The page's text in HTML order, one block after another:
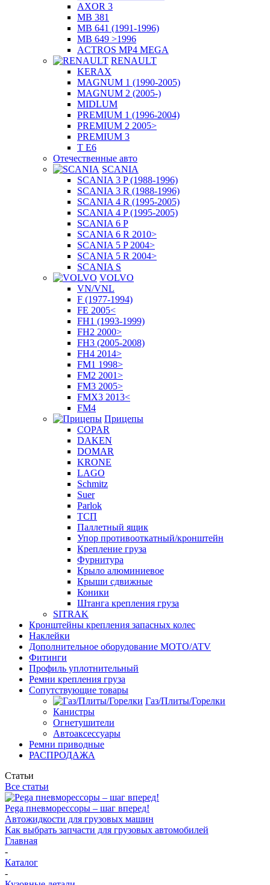
AXOR 3
MB 381
MB 641 (1991-1996)
MB 649 >1996
ACTROS MP4 MEGA
RENAULT
KERAX
MAGNUM 1 (1990-2005)
MAGNUM 2 (2005-)
MIDLUM
PREMIUM 1 (1996-2004)
PREMIUM 2 2005>
PREMIUM 3
T E6
Отечественные авто
SCANIA
SCANIA 3 P (1988-1996)
SCANIA 3 R (1988-1996)
SCANIA 4 R (1995-2005)
SCANIA 4 P (1995-2005)
SCANIA 6 P
SCANIA 6 R 2010>
SCANIA 5 P 2004>
SCANIA 5 R 2004>
SCANIA S
VOLVO
VN/VNL
F (1977-1994)
FE 2005<
FH1 (1993-1999)
FH2 2000>
FH3 (2005-2008)
FH4 2014>
FM1 1998>
FM2 2001>
FM3 2005>
FMX3 2013<
FM4
Прицепы
COPAR
DAKEN
DOMAR
KRONE
LAGO
Schmitz
Suer
Parlok
ТСП
Паллетный ящик
Упор противооткатный/кронштейн
Крепление груза
Фурнитура
Крыло алюминиевое
Крыши сдвижные
Коники
Штанга крепления груза
SITRAK
Кронштейны крепления запасных колес
Наклейки
Дополнительное оборудование MOTO/ATV
Фитинги
Профиль уплотнительный
Ремни крепления груза
Сопутствующие товары
Газ/Плиты/Горелки
Канистры
Огнетушители
Автоаксессуары
Ремни приводные
РАСПРОДАЖА
Статьи
Все статьи
Pega пневморессоры – шаг вперед!
Автожидкости для грузовых машин
Как выбрать запчасти для грузовых автомобилей
Главная
-
Каталог
-